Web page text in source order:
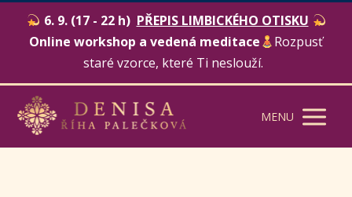
6. 9. (17 - 22 h) PŘEPIS LIMBICKÉHO OTISKU
Online workshop a vedená meditace
Rozpusť
staré vzorce, které Ti neslouží.
MENU